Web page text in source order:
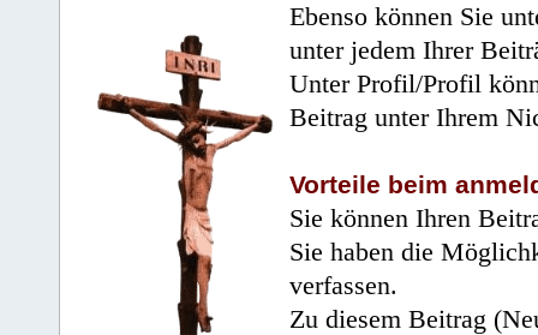
Ebenso können Sie
unter jedem Ihrer
Unter Profil/Profil
Beitrag unter Ihrem
Vorteile beim
Sie können Ihren
Sie haben die
verfassen.
Zu diesem Beitrag